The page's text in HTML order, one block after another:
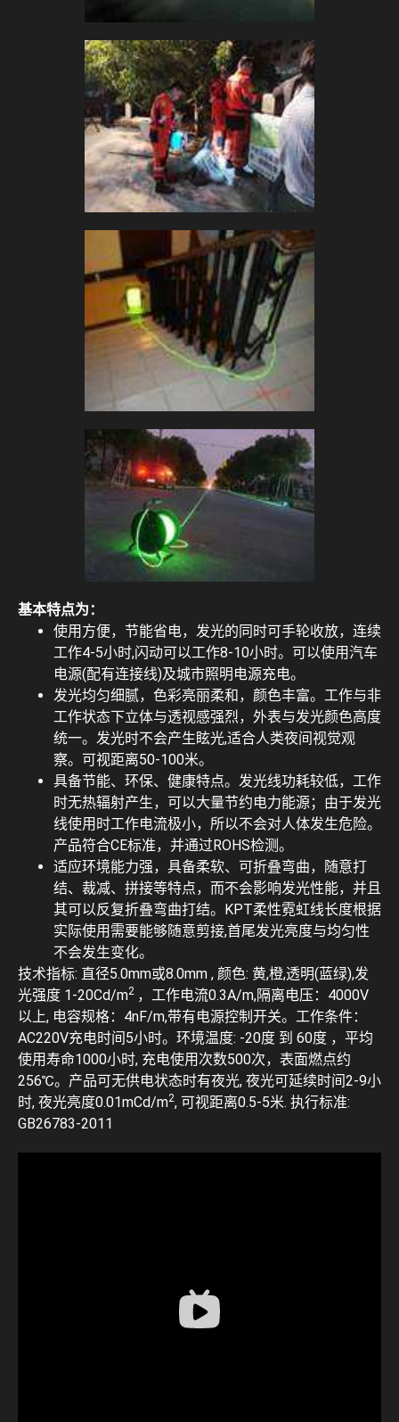
基本特点为：
使用方便，节能省电，发光的同时可手轮收放，连续
工作4-5小时,闪动可以工作8-10小时。可以使用汽车
电源(配有连接线)及城市照明电源充电。
发光均匀细腻，色彩亮丽柔和，颜色丰富。工作与非
工作状态下立体与透视感强烈，外表与发光颜色高度
统一。发光时不会产生眩光,适合人类夜间视觉观
察。可视距离50-100米。
具备节能、环保、健康特点。发光线功耗较低，工作
时无热辐射产生，可以大量节约电力能源；由于发光
线使用时工作电流极小，所以不会对人体发生危险。
产品符合CE标准，并通过ROHS检测。
适应环境能力强，具备柔软、可折叠弯曲，随意打
结、裁减、拼接等特点，而不会影响发光性能，并且
其可以反复折叠弯曲打结。KPT柔性霓虹线长度根据
实际使用需要能够随意剪接,首尾发光亮度与均匀性
不会发生变化。
技术指标: 直径5.0mm或8.0mm , 颜色: 黄,橙,透明(蓝绿),发
光强度 1-20Cd/m2 ，工作电流0.3A/m,隔离电压：4000V
以上, 电容规格：4nF/m,带有电源控制开关。工作条件：
AC220V充电时间5小时。环境温度: -20度 到 60度 ，平均
使用寿命1000小时, 充电使用次数500次，表面燃点约
256℃。产品可无供电状态时有夜光, 夜光可延续时间2-9小
时, 夜光亮度0.01mCd/m2, 可视距离0.5-5米. 执行标准:
GB26783-2011